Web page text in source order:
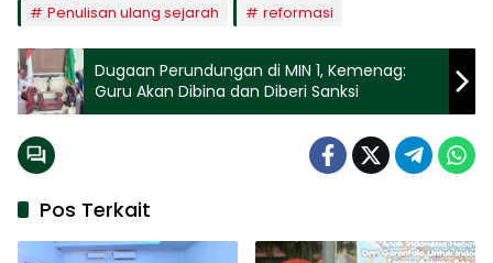
Penulisan ulang sejarah
reformasi
Dugaan Perundungan di MIN 1, Kemenag:
Guru Akan Dibina dan Diberi Sanksi
Pos Terkait